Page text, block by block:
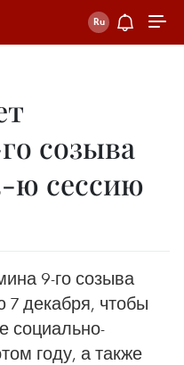
созыва
ю сессию
9-го созыва
7 декабря, чтобы
социально-
году, а также